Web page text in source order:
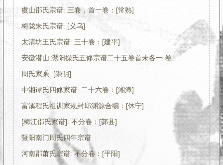
虞山邵氏宗谱: 三卷，首一卷：[常熟]
梅陇朱氏宗谱: [义乌]
太清坊王氏宗谱: 三十卷：[建平]
安徽潜山.灊阳操氏五修宗谱二十五卷首未各一 卷.清光绪二十一年（1895）PDF电子版下载
周氏家乘: [崇明]
中湘谭氏四修家谱: 二十六卷：[湘潭]
富溪程氏祖训家规封邱渊源合编：[休宁]
[梅江邵氏家谱]: 不分卷：[鄞县]
暨阳南门周氏四年宗谱
河南郡萧氏宗谱: 不分卷：[平阳]